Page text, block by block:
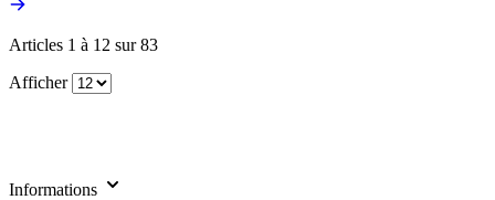
Articles 1 à 12 sur 83
Afficher
Informations